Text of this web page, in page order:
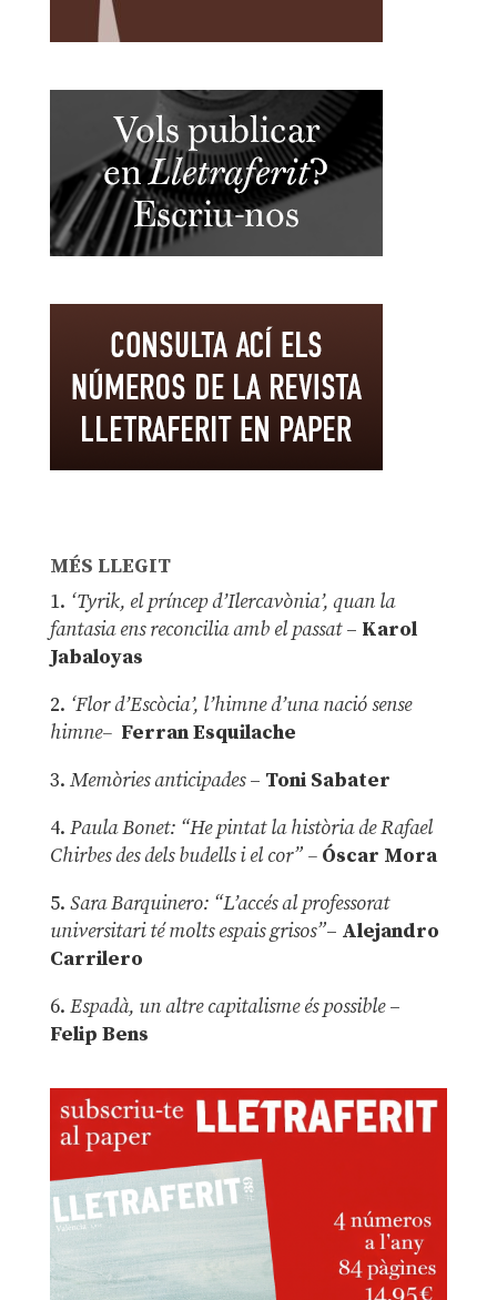
MÉS LLEGIT
1. ‘Tyrik, el príncep d’Ilercavònia’, quan la
fantasia ens reconcilia amb el passat– Karol
Jabaloyas
2. ‘Flor d’Escòcia’, l’himne d’una nació sense
himne– Ferran Esquilache
3. Memòries anticipades– Toni Sabater
4. Paula Bonet: “He pintat la història de Rafael
Chirbes des dels budells i el cor” –Óscar Mora
5. Sara Barquinero: “L’accés al professorat
universitari té molts espais grisos”– Alejandro
Carrilero
6. Espadà, un altre capitalisme és possible –
Felip Bens